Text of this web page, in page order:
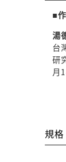
■
湯
台
研
月
規格